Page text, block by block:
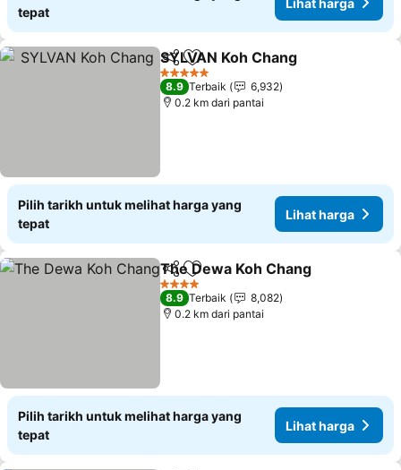
tepat
KongsiTambah ke favorit
SYLVAN Koh Chang
5 Bintang
8.9 Terbaik
6,932
0.2 km dari pantai
Pilih tarikh untuk melihat harga yang
tepat
Lihat harga
KongsiTambah ke favorit
The Dewa Koh Chang
4 Bintang
8.9 Terbaik
8,082
0.2 km dari pantai
Pilih tarikh untuk melihat harga yang
tepat
Lihat harga